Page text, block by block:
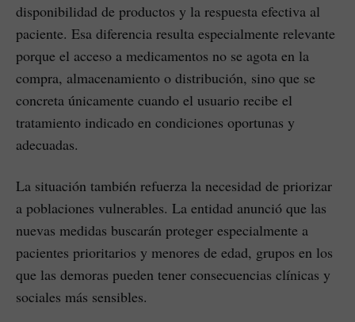
disponibilidad de productos y la respuesta efectiva al
paciente. Esa diferencia resulta especialmente relevante
porque el acceso a medicamentos no se agota en la
compra, almacenamiento o distribución, sino que se
concreta únicamente cuando el usuario recibe el
tratamiento indicado en condiciones oportunas y
adecuadas.
La situación también refuerza la necesidad de priorizar
a poblaciones vulnerables. La entidad anunció que las
nuevas medidas buscarán proteger especialmente a
pacientes prioritarios y menores de edad, grupos en los
que las demoras pueden tener consecuencias clínicas y
sociales más sensibles.